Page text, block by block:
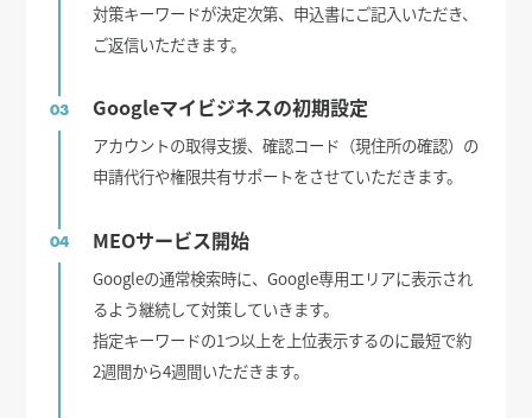
対策キーワードが決定次第、申込書にご記入いただき、
ご返信いただきます。
03 Googleマイビジネスの初期設定
アカウントの取得支援、確認コード（現住所の確認）の
申請代行や権限共有サポートをさせていただきます。
04 MEOサービス開始
Googleの通常検索時に、Google専用エリアに表示され
るよう継続して対策していきます。
指定キーワードの1つ以上を上位表示するのに最短で約
2週間から4週間いただきます。